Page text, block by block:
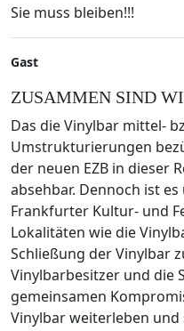
Sie muss bleiben!!!
Gast
ZUSAMMEN SIND
Das die Vinylbar mittel-
Umstrukturierungen
der neuen EZB in dieser
absehbar. Dennoch ist
Frankfurter Kultur- und
Lokalitäten wie die
Schließung der Vinylbar
Vinylbarbesitzer und die
gemeinsamen
Vinylbar weiterleben